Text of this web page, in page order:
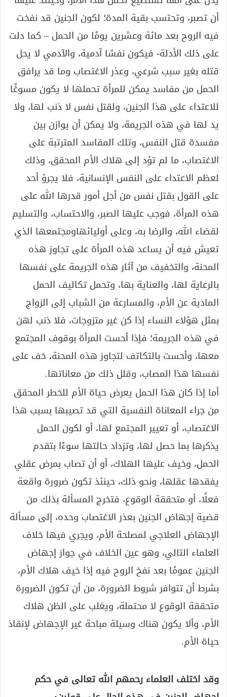
أن تصبر، وتحتسب بقية المدة؛ لكون الجنين قد نفخت
فيه الروح بعد مائة وعشرين يومًا من الحمل – كما دلت
على ذلك الأدلة- فيكون نفسًا آدمية، والآدمي لا يحل
قتله بغير سبب شرعي، وعذر الاغتصاب وما قد يرافق
الحمل من مفاسد يمكن للمرأة تحملها لا يكون مسوغًا
للاعتداء على هذا الجنين، ولقتل نفس لا ذنب لها، ولا
يد لها في هذه الجريمة، ولا يمكن أن يوازن بين
مفسدة قتل النفس، وتلك المفاسد المترتبة على
الاغتصاب، ما لم تؤد إلى هلاك الأم المحقق، وذلك
لعظم الاعتداء على النفس الإنسانية، فلا يجرؤ أحد
على القول بقتل نفس من أجل أمور قدرها الله على
هذه المرأة، فوجب عليها الصبر، والاحتساب، والتسليم
لقضاء الله، والرضا به، وعلى أوليائهاومجتمعها الذي
تعيش فيه أن يساعد هذه المرأة على تجاوز هذه
المحنة، والتخفيف من آثار هذه الجريمة على نفسها
بالرعاية لها، والعناية بها، وتحمل تكاليف الحمل
المادية عن الأم، والمسارعة من الشباب إلى الزواج
بمثل هؤلاء النساء إذا كن غير متزوجات، فلا ذنب لهن
في هذه الجريمة؛ فإذا أحست المرأة بوقوف المجتمع
معها، وأحست بالتكاتف لتجاوز هذه المحنة، خف على
نفسها هذا المصاب، وقلل ذلك من معاناتها.
أما إذا كان هذا الحمل يعرض حياة الأم للخطر المحقق
من جراء المعاناة النفسية التي قد تصيبها بسبب هذا
الاغتصاب، أو تعيير المجتمع لها، أو لكون الحمل
يذكرها بما حصل لها، وتزداد حالتها سوءًا بتقدم
الحمل، وخيف عليها الهلاك، أو أن تصاب بمرض عقلي
يفقدها عقلها، ونحو ذلك، حينئذ تكون ضرورة واقعة
فعلًا، أو متحققة الوقوع، فتخرج المسألة بذلك من
قضية إجهاض الجنين بعذر الاغتصاب وحده، إلى مسألة
الإجهاض العلاجي لمصلحة الأم، ويجري فيها خلاف
العلماء التالي، وهو عين الخلاف في جواز إجهاض
الجنين عمومًا بعد نفخ الروح فيه إذا خيف هلاك الأم،
بشرط أن تتوافر شروط الضرورة، من أن تكون الضرورة
متحققة الوقوع لا محتملة، ويغلب على الظن هلاك
الأم، وألا يكون هناك وسيلة مباحة غير الإجهاض لإنقاذ
حياة الأم.
وقد اختلف العلماء رحمهم الله تعالى في حكم